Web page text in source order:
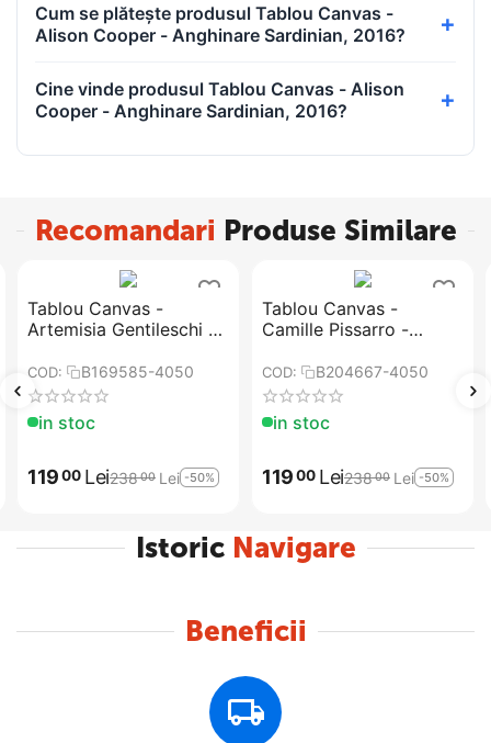
Cum se plătește produsul Tablou Canvas -
Alison Cooper - Anghinare Sardinian, 2016?
Cine vinde produsul Tablou Canvas - Alison
Cooper - Anghinare Sardinian, 2016?
Recomandari Produse Similare
Tablou Canvas -
Artemisia Gentileschi -
COD: B169585-4050
in stoc
11900 Lei23800 Lei -50%
Tablou Canvas -
Camille Pissarro -
Louveciennes
COD: B204667-4050
in stoc
11900 Lei23800 Lei -50%
Istoric Navigare
Beneficii